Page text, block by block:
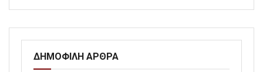
ΔΗΜΟΦΙΛΗ ΑΡΘΡΑ